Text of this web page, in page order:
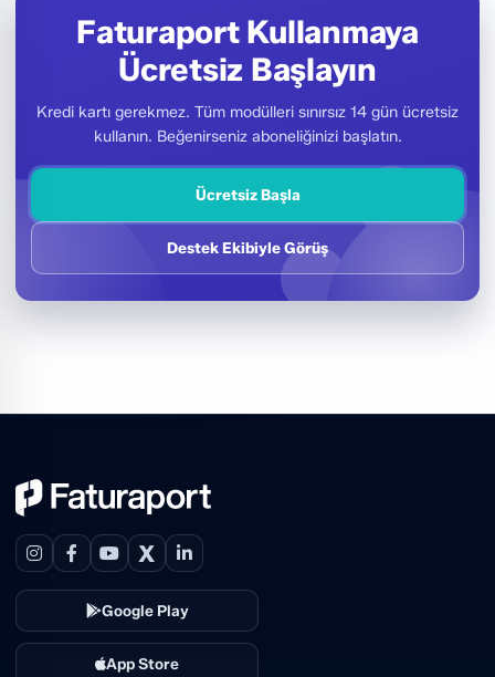
Faturaport Kullanmaya
Ücretsiz Başlayın
Kredi kartı gerekmez. Tüm modülleri sınırsız 14 gün ücretsiz
kullanın. Beğenirseniz aboneliğinizi başlatın.
Ücretsiz Başla
Destek Ekibiyle Görüş
X
Google Play
App Store